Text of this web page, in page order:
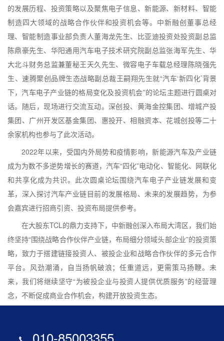
的发展历程、投资策略以及聚焦电子信息、新能源、新材料、智能
制造四大领域的战略合作伙伴和投资机会等。中新融创董事总经
理、智能制造事业部负责人董海龙先生、比亚迪投资处投资副总监
陈鼎豪先生、华阳通用汽车电子技术研究院副总监张海军先生、华
大北斗财务总监兼董秘王天久先生、微容电子车载总经理陈晓强先
生、速腾聚创品牌生态战略副总裁王嗣翔先生就“汽车‘新四化’背景
下，汽车电子产业链的格局变化及投资机会”的论坛主题进行圆桌对
话。随后，现场进行交流互动。深创投、黄海金控集团、增城产投
集团、广州开发区基金集团、惠投开、相融资本、花城创投等二十
余家机构也参与了此次活动。
2022年以来，受国内外局势和疫情影响，新能源汽车及产业链
成为为数不多逆势增长的赛道，汽车“四化”电动化、智能化、网联化
和共享化成为共识。此次圆桌论坛围绕汽车电子产业链发展和变
革，深入探讨汽车产业链目前的发展格局、未来的发展趋势，为参
会嘉宾进行招商引资、投资布局提供参考。
在大股东TCL的鼎力支持下，中新融创深入布局大湾区，我们始
终坚持“围绕战略合作伙伴产业链，布局细分领域头部企业”的投资策
略，致力于搭建链接投资人、被投企业和战略合作伙伴的多元合作
平台。风劲潮涌，自当扬帆破浪；任重道远，更需策马扬鞭。未
来，我们将继续坚守“为被投企业与投资人提供优质服务”的经营理
念，不断促成商业合作机会，构建开放投资生态。